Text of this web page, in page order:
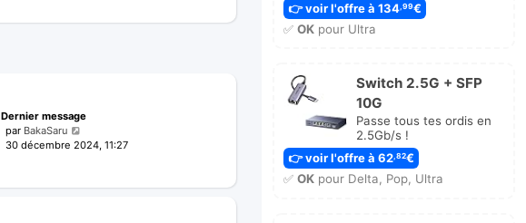
Dernier message
par BakaSaru
30 décembre 2024, 11:27
👉 voir l'offre à 134 ,99€
✅ OKpour Ultra
Switch 2.5G + SFP
10G
Passe tous tes ordis en
2.5Gb/s !
👉 voir l'offre à 62,82€
✅ OKpour Delta, Pop, Ultra